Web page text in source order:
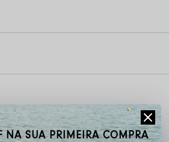
NA SUA PRIMEIRA COMPRA